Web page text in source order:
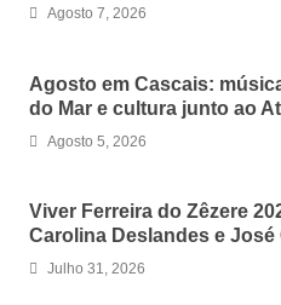
Agosto 7, 2026
Agosto em Cascais:
do Mar e cultura junto ao
Agosto 5, 2026
Viver Ferreira do Zêzere
Carolina Deslandes e
Julho 31, 2026